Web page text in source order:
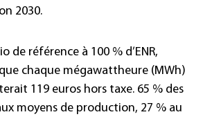
2030.
de référence à 100 % d’ENR,
que chaque mégawattheure (MWh)
119 euros hors taxe. 65 % des
moyens de production, 27 % au